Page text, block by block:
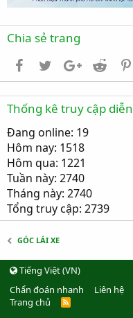
Chia sẻ trang
FacebookTwitterGoogle+
Reddit
Thống kê truy cập
Đang online: 19
Hôm nay: 1518
Hôm qua: 1221
Tuần này: 2740
Tháng này: 2740
Tổng truy cập: 2739
GÓC LÁI XE
Tiếng Việt (VN)
Chẩn đoán nhanh
Liên hệ
Trang chủ
R